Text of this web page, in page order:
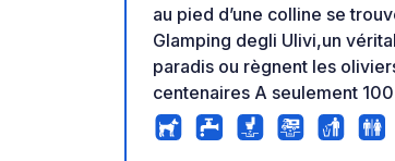
au pied d’une colline se
Glamping degli Ulivi,un
paradis ou règnent les
centenaires A seulement
de la mer,à 5 minutes à pied
et du centre de Deiva Marina,